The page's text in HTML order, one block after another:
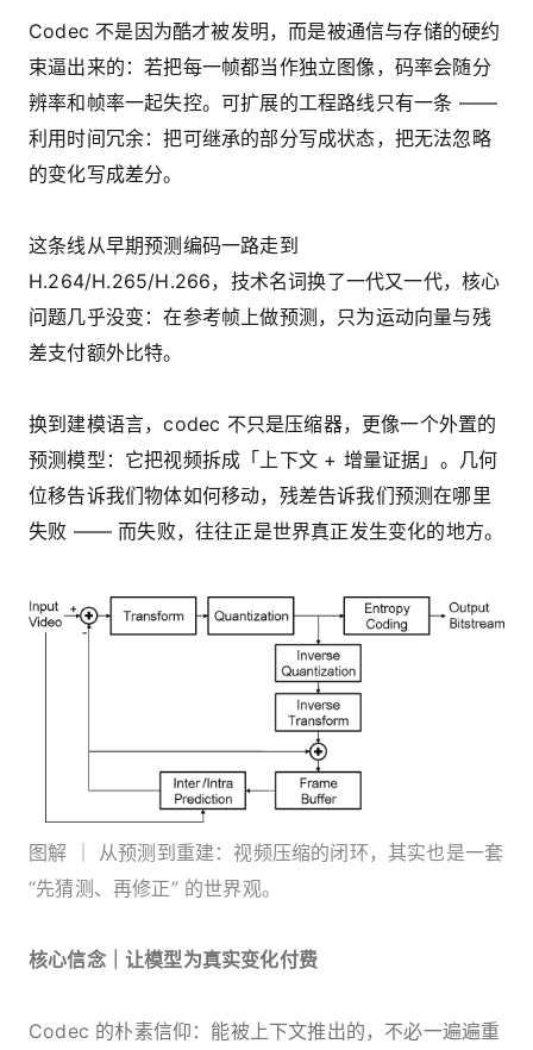
Codec 不是因为酷才被发明，而是被通信与存储的硬约
束逼出来的：若把每一帧都当作独立图像，码率会随分
辨率和帧率一起失控。可扩展的工程路线只有一条 ——
利用时间冗余：把可继承的部分写成状态，把无法忽略
的变化写成差分。
这条线从早期预测编码一路走到
H.264/H.265/H.266，技术名词换了一代又一代，核心
问题几乎没变：在参考帧上做预测，只为运动向量与残
差支付额外比特。
换到建模语言，codec 不只是压缩器，更像一个外置的
预测模型：它把视频拆成「上下文 + 增量证据」。几何
位移告诉我们物体如何移动，残差告诉我们预测在哪里
失败 —— 而失败，往往正是世界真正发生变化的地方。
图解 ｜ 从预测到重建：视频压缩的闭环，其实也是一套
“先猜测、再修正” 的世界观。
核心信念｜让模型为真实变化付费
Codec 的朴素信仰：能被上下文推出的，不必一遍遍重